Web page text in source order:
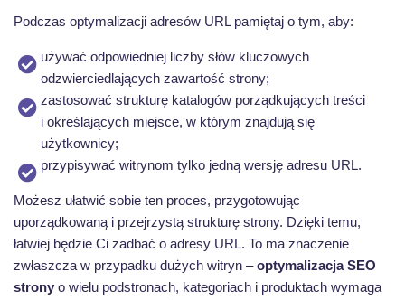
Podczas optymalizacji adresów URL pamiętaj o tym, aby:
używać odpowiedniej liczby słów kluczowych
odzwierciedlających zawartość strony;
zastosować strukturę katalogów porządkujących treści
i określających miejsce, w którym znajdują się
użytkownicy;
przypisywać witrynom tylko jedną wersję adresu URL.
Możesz ułatwić sobie ten proces, przygotowując
uporządkowaną i przejrzystą strukturę strony. Dzięki temu,
łatwiej będzie Ci zadbać o adresy URL. To ma znaczenie
zwłaszcza w przypadku dużych witryn –optymalizacja SEO
strony o wielu podstronach, kategoriach i produktach wymaga